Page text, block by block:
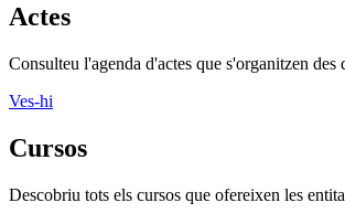
Actes
Consulteu l'agenda d'actes que s'organitzen des
Ves-hi
Cursos
Descobriu tots els cursos que ofereixen les